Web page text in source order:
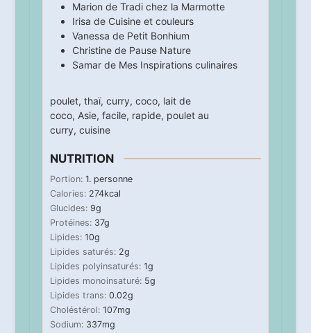
Marion de Tradi chez la Marmotte
Irisa de Cuisine et couleurs
Vanessa de Petit Bonhium
Christine de Pause Nature
Samar de Mes Inspirations culinaires
poulet, thaï, curry, coco, lait de
coco, Asie, facile, rapide, poulet au
curry, cuisine
NUTRITION
Portion: 1. personne
Calories: 274kcal
Glucides: 9g
Protéines: 37g
Lipides: 10g
Lipides saturés: 2g
Lipides polyinsaturés: 1g
Lipides monoinsaturé: 5g
Lipides trans: 0.02g
Choléstérol: 107mg
Sodium: 337mg